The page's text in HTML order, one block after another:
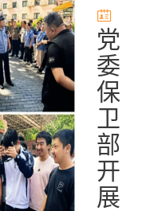
党
委
保
卫
部
开
展